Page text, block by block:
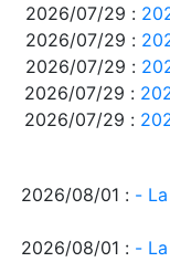
2026/07/29 :
2026/07/29 :
2026/07/29 :
2026/07/29 :
2026/07/29 :
2026/08/01 : -
2026/08/01 : -